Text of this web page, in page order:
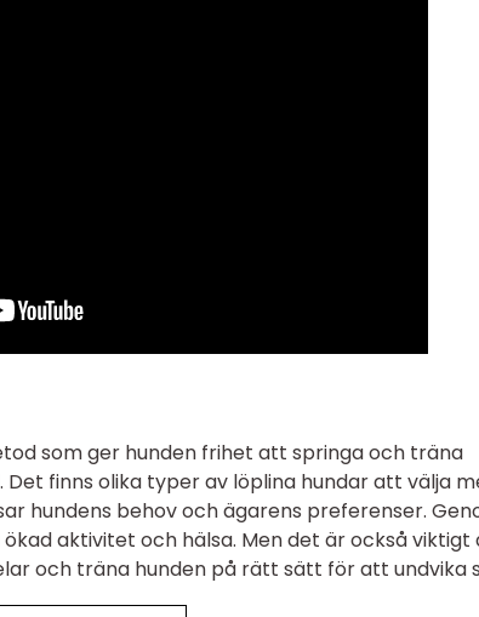
som ger hunden frihet att springa och träna
finns olika typer av löplina hundar att välja
hundens behov och ägarens preferenser.
aktivitet och hälsa. Men det är också viktigt
och träna hunden på rätt sätt för att undvika